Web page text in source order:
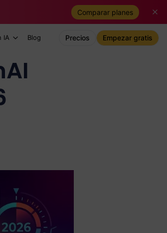
Comparar planes
IA Blog Precios Empezar gratis